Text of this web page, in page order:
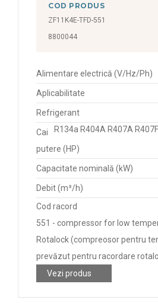
COD PRODUS
ZF11K4E-TFD-551
8800044
Alimentare electrică (V/Hz/Ph)
Aplicabilitate
Refrigerant
R134a R404A R407A
Cai
putere (HP)
Capacitate nominală (kW)
Debit (m³/h)
Cod racord
551 - compressor for low
Rotalock (compreosor pentru
prevăzut pentru racordare
Vezi produs